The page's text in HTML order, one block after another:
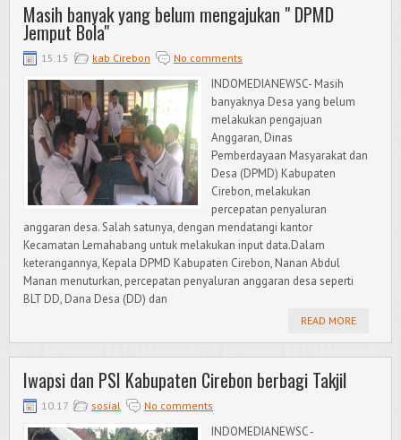
Masih banyak yang belum mengajukan " DPMD
Jemput Bola"
15.15 kab Cirebon No comments
INDOMEDIANEWSC- Masih
banyaknya Desa yang belum
melakukan pengajuan
Anggaran, Dinas
Pemberdayaan Masyarakat dan
Desa (DPMD) Kabupaten
Cirebon, melakukan
percepatan penyaluran
anggaran desa. Salah satunya, dengan mendatangi kantor
Kecamatan Lemahabang untuk melakukan input data.Dalam
keterangannya, Kepala DPMD Kabupaten Cirebon, Nanan Abdul
Manan menuturkan, percepatan penyaluran anggaran desa seperti
BLT DD, Dana Desa (DD) dan
READ MORE
Iwapsi dan PSI Kabupaten Cirebon berbagi Takjil
10.17 sosial No comments
INDOMEDIANEWSC -